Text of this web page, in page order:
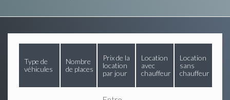
Type de
véhicules
Nombre
de places
Prix de la
location
par jour
Location
avec
chauffeur
Location
sans
chauffeur